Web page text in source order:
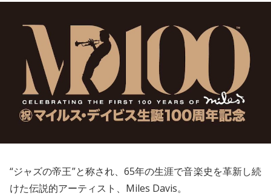
“ジャズの帝王”と称され、65年の生涯で音楽史を革新し続
けた伝説的アーティスト、 Miles Davis。